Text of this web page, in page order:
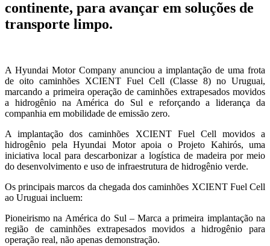
continente, para avançar em soluções de
transporte limpo.
A Hyundai Motor Company anunciou a implantação de uma frota
de oito caminhões XCIENT Fuel Cell (Classe 8) no Uruguai,
marcando a primeira operação de caminhões extrapesados movidos
a hidrogênio na América do Sul e reforçando a liderança da
companhia em mobilidade de emissão zero.
A implantação dos caminhões XCIENT Fuel Cell movidos a
hidrogênio pela Hyundai Motor apoia o Projeto Kahirós, uma
iniciativa local para descarbonizar a logística de madeira por meio
do desenvolvimento e uso de infraestrutura de hidrogênio verde.
Os principais marcos da chegada dos caminhões XCIENT Fuel Cell
ao Uruguai incluem:
Pioneirismo na América do Sul – Marca a primeira implantação na
região de caminhões extrapesados movidos a hidrogênio para
operação real, não apenas demonstração.